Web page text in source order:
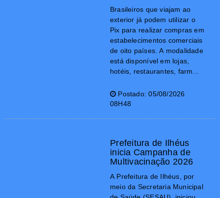
Brasileiros que viajam ao
exterior já podem utilizar o
Pix para realizar compras em
estabelecimentos comerciais
de oito países. A modalidade
está disponível em lojas,
hotéis, restaurantes, farm...
Postado: 05/08/2026
08H48
Prefeitura de Ilhéus
inicia Campanha de
Multivacinação 2026
A Prefeitura de Ilhéus, por
meio da Secretaria Municipal